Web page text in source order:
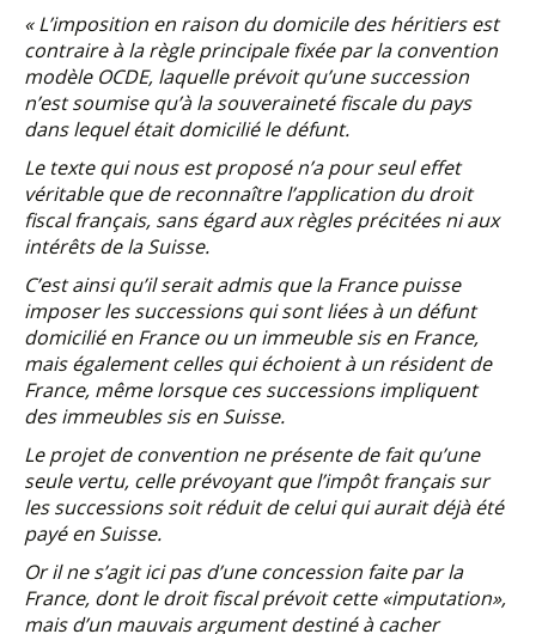
« L’imposition en raison du domicile des héritiers est
contraire à la règle principale fixée par la convention
modèle OCDE, laquelle prévoit qu’une succession
n’est soumise qu’à la souveraineté fiscale du pays
dans lequel était domicilié le défunt.
Le texte qui nous est proposé n’a pour seul effet
véritable que de reconnaître l’application du droit
fiscal français, sans égard aux règles précitées ni aux
intérêts de la Suisse.
C’est ainsi qu’il serait admis que la France puisse
imposer les successions qui sont liées à un défunt
domicilié en France ou un immeuble sis en France,
mais également celles qui échoient à un résident de
France, même lorsque ces successions impliquent
des immeubles sis en Suisse.
Le projet de convention ne présente de fait qu’une
seule vertu, celle prévoyant que l’impôt français sur
les successions soit réduit de celui qui aurait déjà été
payé en Suisse.
Or il ne s’agit ici pas d’une concession faite par la
France, dont le droit fiscal prévoit cette «imputation»,
mais d’un mauvais argument destiné à cacher